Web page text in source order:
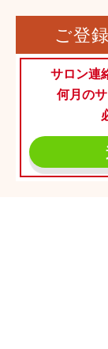
ご登
サロン連
何月の